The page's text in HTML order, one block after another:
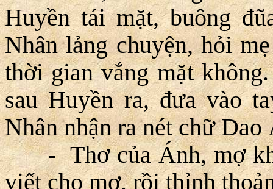
Huyền tái mặt, buông
Nhân lảng chuyện, hỏi
thời gian vắng mặt
sau Huyền ra, đưa vào
Nhân nhận ra nét chữ
- Thơ của Ánh, mợ
viết cho mợ, rồi thỉnh